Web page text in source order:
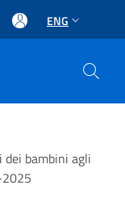
ENG
bambini agli